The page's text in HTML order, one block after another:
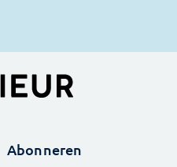
Abonneren